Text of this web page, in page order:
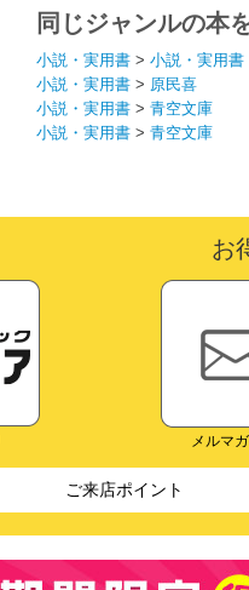
同じジャンルの本
小説・実用書 > 小説・実用書
小説・実用書 > 原民喜
小説・実用書 > 青空文庫
小説・実用書 > 青空文庫
お
メルマ
ご来店ポイント